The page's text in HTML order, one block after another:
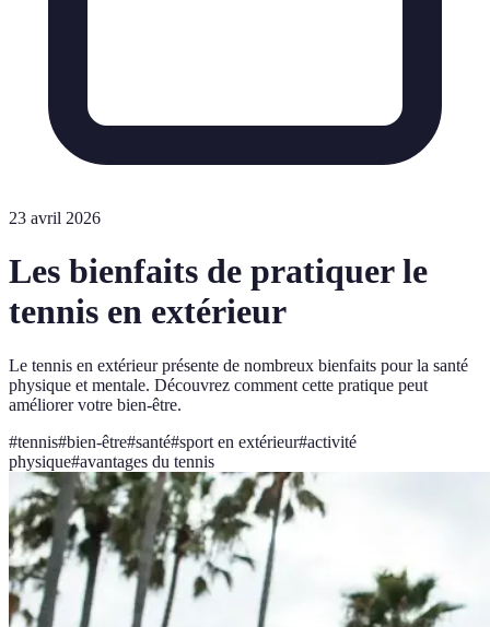
23 avril 2026
Les bienfaits de pratiquer le
tennis en extérieur
Le tennis en extérieur présente de nombreux bienfaits pour la santé
physique et mentale. Découvrez comment cette pratique peut
améliorer votre bien-être.
#tennis#bien-être#santé#sport en extérieur#activité
physique#avantages du tennis